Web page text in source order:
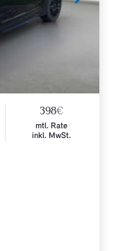
398€
mtl. Rate
inkl. MwSt.